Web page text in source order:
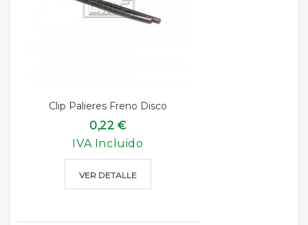
Clip Palieres Freno Disco
0,22 €
IVA Incluido
VER DETALLE